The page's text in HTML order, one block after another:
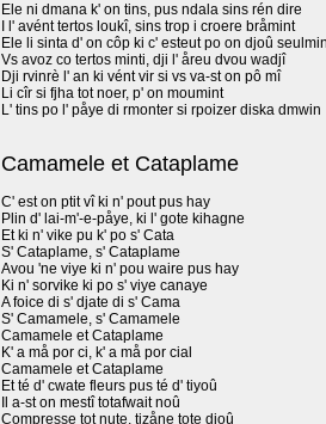
Ele ni dmana k' on tins, pus ndala sins rén dire
I l' avént tertos loukî, sins trop i croere bråmint
Ele li sinta d' on côp ki c' esteut po on djoû
Vs avoz co tertos minti, dji l' åreu dvou wadjî
Dji rvinrè l' an ki vént vir si vs va-st on pô mî
Li cîr si fjha tot noer, p' on moumint
L' tins po l' påye di rmonter si rpoizer diska dmwin
Camamele et Cataplame
C' est on ptit vî ki n' pout pus hay
Plin d' lai-m'-e-påye, ki l' gote kihagne
Et ki n' vike pu k' po s' Cata
S' Cataplame, s' Cataplame
Avou 'ne viye ki n' pou waire pus hay
Ki n' sorvike ki po s' viye canaye
A foice di s' djate di s' Cama
S' Camamele, s' Camamele
Camamele et Cataplame
K' a må por ci, k' a må por cial
Camamele et Cataplame
Et té d' cwate fleurs pus té d' tiyoû
Il a-st on mestî totafwait noû
Compresse tot nute, tizåne tote djoû